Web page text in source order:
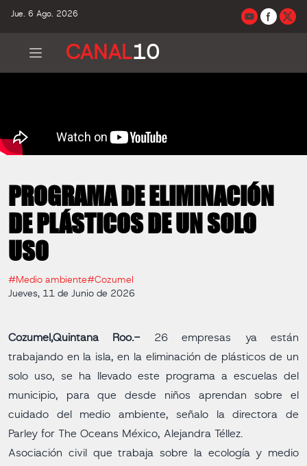
Jue. 6 Ago. 2026
CANAL10
PROGRAMA DE ELIMINACIÓN
DE PLÁSTICOS DE UN SOLO
USO
#Medio ambiente#Cozumel
Jueves, 11 de Junio de 2026
Cozumel,Quintana Roo.- 26 empresas ya están
trabajando en la isla, en la eliminación de plásticos de un
solo uso, se ha llevado este programa a escuelas del
municipio, para que desde niños aprendan sobre el
cuidado del medio ambiente, señalo la directora de
Parley for The Oceans México, Alejandra Téllez.
Asociación civil que trabaja sobre la ecología y medio